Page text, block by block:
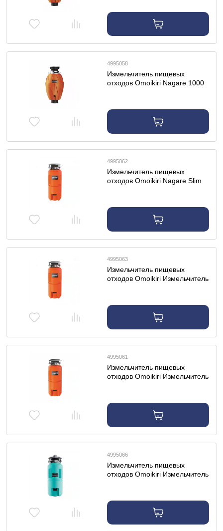
4995058
Измельчитель пищевых
отходов Omoikiri Nagare 1000
4995062
Измельчитель пищевых
отходов Omoikiri Nagare Slim
4995063
Измельчитель пищевых
отходов Omoikiri Измельчитель
4995061
Измельчитель пищевых
отходов Omoikiri Измельчитель
4995066
Измельчитель пищевых
отходов Omoikiri Измельчитель